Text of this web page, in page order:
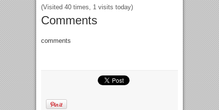
(Visited 40 times, 1 visits today)
Comments
comments